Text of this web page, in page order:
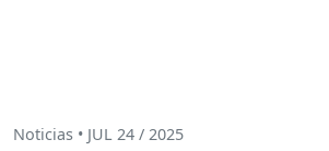
Noticias • JUL 24 / 2025